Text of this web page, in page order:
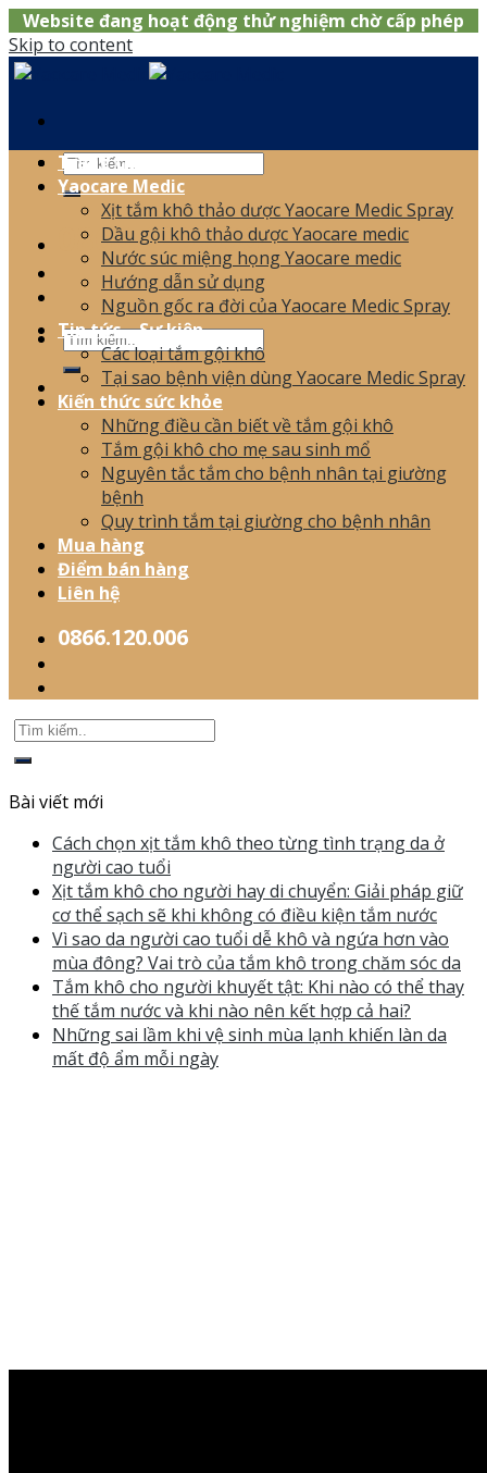
Website đang hoạt động thử nghiệm chờ cấp phép
Skip to content
0866.120.006
Trang chủ
Yaocare Medic
Xịt tắm khô thảo dược Yaocare Medic Spray
Dầu gội khô thảo dược Yaocare medic
Nước súc miệng họng Yaocare medic
Hướng dẫn sử dụng
Nguồn gốc ra đời của Yaocare Medic Spray
Tin tức – Sự kiện
Các loại tắm gội khô
Tại sao bệnh viện dùng Yaocare Medic Spray
Kiến thức sức khỏe
Những điều cần biết về tắm gội khô
Tắm gội khô cho mẹ sau sinh mổ
Nguyên tắc tắm cho bệnh nhân tại giường
bệnh
Quy trình tắm tại giường cho bệnh nhân
Mua hàng
Điểm bán hàng
Liên hệ
0866.120.006
Bài viết mới
Cách chọn xịt tắm khô theo từng tình trạng da ở
người cao tuổi
Xịt tắm khô cho người hay di chuyển: Giải pháp giữ
cơ thể sạch sẽ khi không có điều kiện tắm nước
Vì sao da người cao tuổi dễ khô và ngứa hơn vào
mùa đông? Vai trò của tắm khô trong chăm sóc da
Tắm khô cho người khuyết tật: Khi nào có thể thay
thế tắm nước và khi nào nên kết hợp cả hai?
Những sai lầm khi vệ sinh mùa lạnh khiến làn da
mất độ ẩm mỗi ngày